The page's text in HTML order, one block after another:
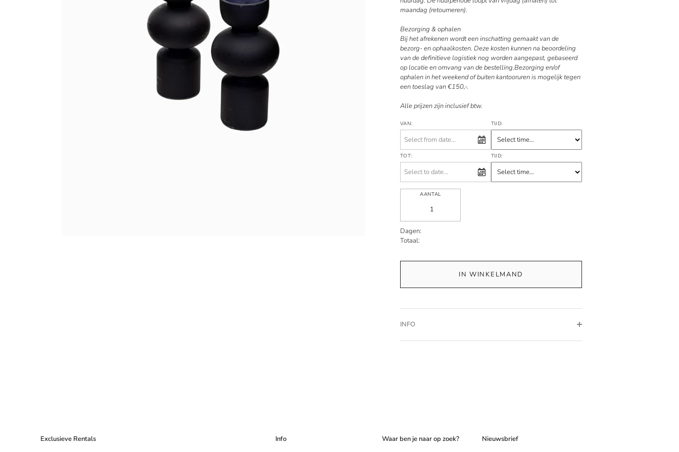
maandag (retourneren).
Bezorging & ophalen
Bij het afrekenen wordt een inschatting gemaakt van de
bezorg- en ophaalkosten. Deze kosten kunnen na beoordeling
van de definitieve logistiek nog worden aangepast, gebaseerd
op locatie en omvang van de bestelling.Bezorging en/of
ophalen in het weekend of buiten kantooruren is mogelijk tegen
een toeslag van €150,-.
Alle prijzen zijn inclusief btw.
VAN: TIJD:
TOT: TIJD:
AANTAL
Dagen:
Totaal:
IN WINKELMAND
INFO
Exclusieve Rentals Info Waar ben je naar op zoek? Nieuwsbrief